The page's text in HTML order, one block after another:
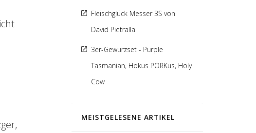
Fleischglück Messer 3S von
David Pietralla
3er-Gewürzset - Purple
Tasmanian, Hokus PORKus, Holy
Cow
MEISTGELESENE ARTIKEL